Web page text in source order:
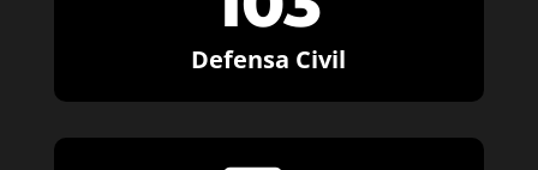
Defensa Civil